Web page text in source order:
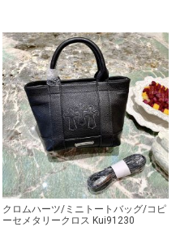
クロムハーツ/ミニトートバッグ/コピ
ーセメタリークロス Kui91230